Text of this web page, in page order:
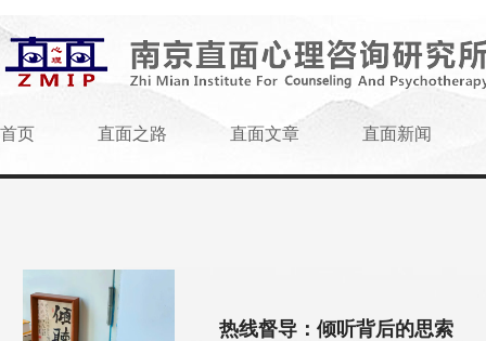
首页 直面之路 直面文章 直面新闻
热线督导：倾听背后的思索